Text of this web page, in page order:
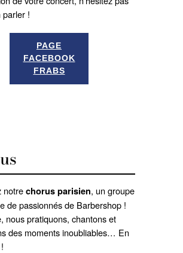
parler !
PAGE
FACEBOOK
FRABS
notrechorus parisien, un groupe
de passionnés de Barbershop !
nous pratiquons, chantons et
des moments inoubliables… En